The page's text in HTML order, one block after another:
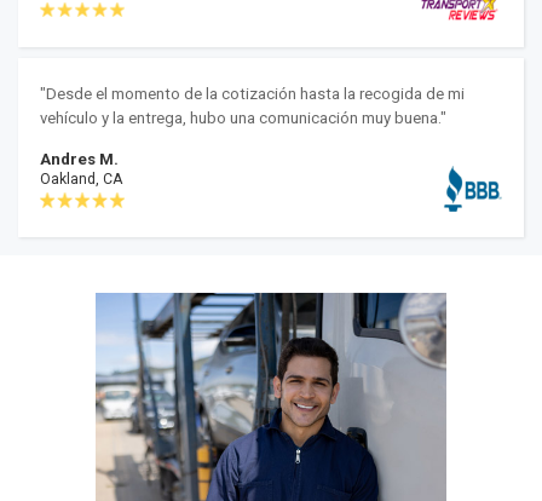
"Desde el momento de la cotización hasta la recogida de mi
vehículo y la entrega, hubo una comunicación muy buena."
Andres M.
Oakland, CA